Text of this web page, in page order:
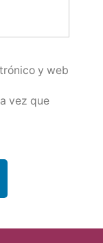
y web
vez que